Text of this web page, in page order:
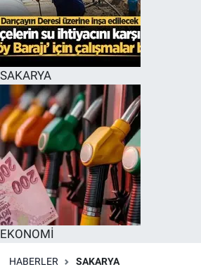
SAKARYA
EKONOMİ
HABERLER SAKARYA
EĞİTİM
ÖZEL HABER
HALK54 PANORAMA